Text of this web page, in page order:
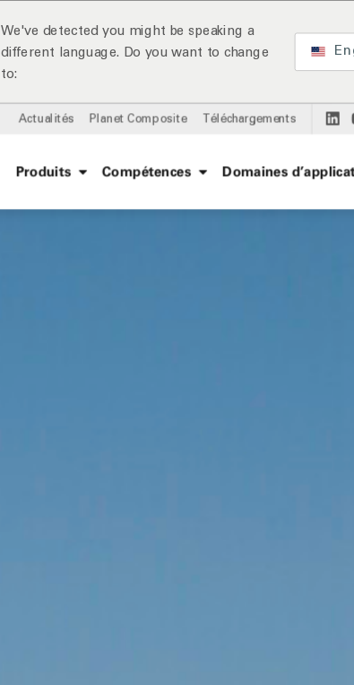
We've detected you might be speaking a
different language. Do you want to change
to:
Actualités Planet Composite Téléchargements
Produits Compétences Domaines